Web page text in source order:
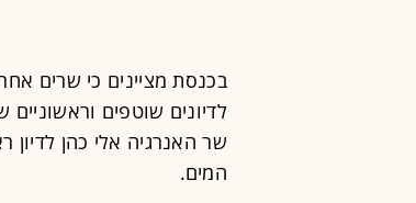
בכנסת מציינים כי שרים
לדיונים שוטפים
שר האנרגיה אלי כהן לדיון
המים.